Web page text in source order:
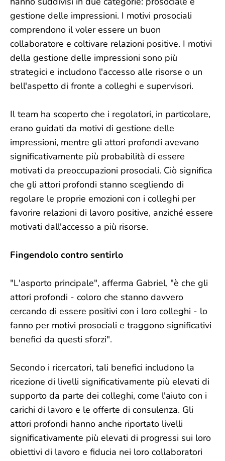
gestione delle impressioni. I motivi prosociali
comprendono il voler essere un buon
collaboratore e coltivare relazioni positive. I motivi
della gestione delle impressioni sono più
strategici e includono l'accesso alle risorse o un
bell'aspetto di fronte a colleghi e supervisori.
Il team ha scoperto che i regolatori, in particolare,
erano guidati da motivi di gestione delle
impressioni, mentre gli attori profondi avevano
significativamente più probabilità di essere
motivati ​​da preoccupazioni prosociali. Ciò significa
che gli attori profondi stanno scegliendo di
regolare le proprie emozioni con i colleghi per
favorire relazioni di lavoro positive, anziché essere
motivati ​​dall'accesso a più risorse.
Fingendolo contro sentirlo
"L'asporto principale", afferma Gabriel, "è che gli
attori profondi - coloro che stanno davvero
cercando di essere positivi con i loro colleghi - lo
fanno per motivi prosociali e traggono significativi
benefici da questi sforzi".
Secondo i ricercatori, tali benefici includono la
ricezione di livelli significativamente più elevati di
supporto da parte dei colleghi, come l'aiuto con i
carichi di lavoro e le offerte di consulenza. Gli
attori profondi hanno anche riportato livelli
significativamente più elevati di progressi sui loro
obiettivi di lavoro e fiducia nei loro collaboratori